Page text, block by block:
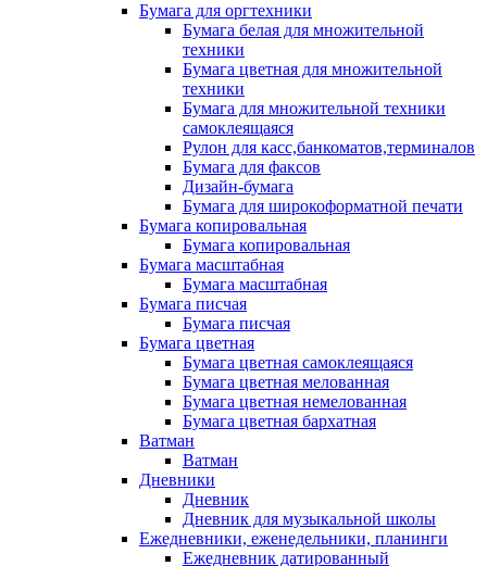
Бумага для оргтехники
Бумага белая для множительной
техники
Бумага цветная для множительной
техники
Бумага для множительной техники
самоклеящаяся
Рулон для касс,банкоматов,терминалов
Бумага для факсов
Дизайн-бумага
Бумага для широкоформатной печати
Бумага копировальная
Бумага копировальная
Бумага масштабная
Бумага масштабная
Бумага писчая
Бумага писчая
Бумага цветная
Бумага цветная самоклеящаяся
Бумага цветная мелованная
Бумага цветная немелованная
Бумага цветная бархатная
Ватман
Ватман
Дневники
Дневник
Дневник для музыкальной школы
Ежедневники, еженедельники, планинги
Ежедневник датированный